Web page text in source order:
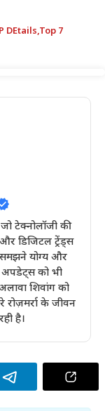
DEtails,Top 7
टेक्नोलॉजी की
डिजिटल ट्रेंड्स
योग्य और
अपडेट्स को भी
शिवांग को
के जीवन
है।